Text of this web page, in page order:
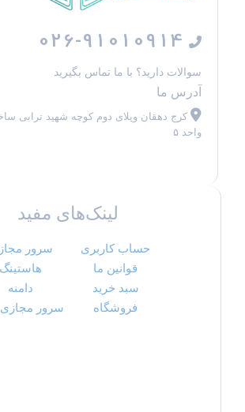
026-91010914
سوالات دارید؟ با ما تماس بگیرید
آدرس ما
کرج دهقان ویلای دوم کوچه شهید ترابی
واحد ۵
لینک‌های مفید
حساب کاربری
قوانین ما
سبد خرید
فروشگاه
سرور مجازی
هاستینگ
دامنه
سرور مجازی